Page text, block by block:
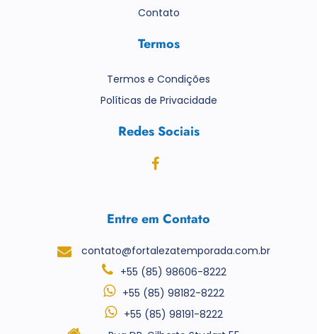
Contato
Termos
Termos e Condições
Políticas de Privacidade
Redes Sociais
Entre em Contato
contato@fortalezatemporada.com.br
+55 (85) 98606-8222
+55 (85) 98182-8222
+55 (85) 98191-8222